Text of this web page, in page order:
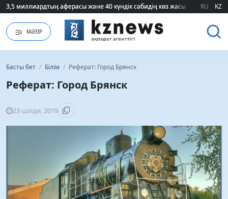
3,5 миллиардтың аферасы және 40 күндік сәбидің көз жасы:
3,5 миллиардтың аферасы және 40 күндік сәбидің көз жасы: RU KZ
МӘЗІР
Басты бет / Білім / Реферат: Город Брянск
Реферат: Город Брянск
23 шілде, 2019